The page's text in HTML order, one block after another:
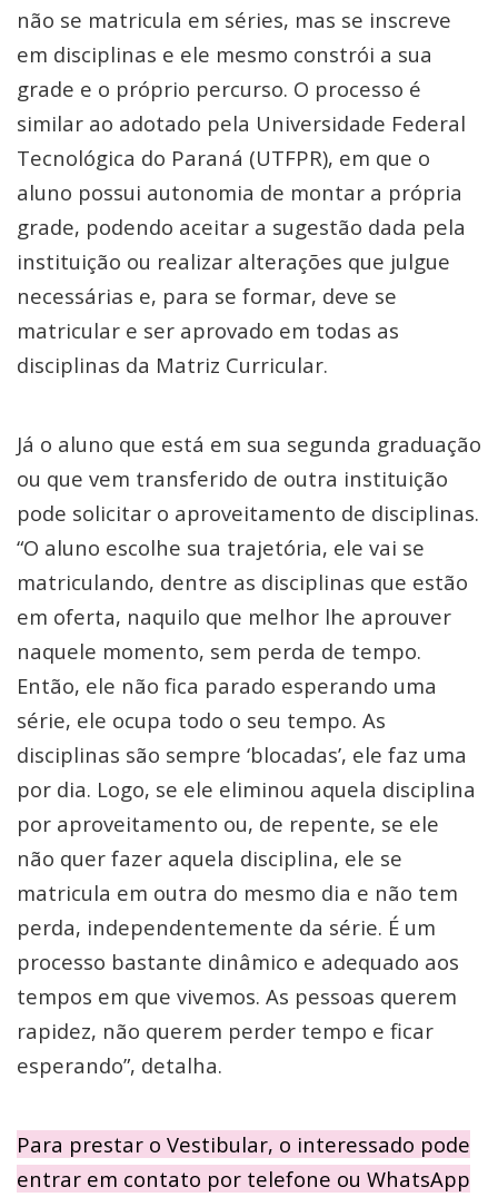
não se matricula em séries, mas se inscreve
em disciplinas e ele mesmo constrói a sua
grade e o próprio percurso. O processo é
similar ao adotado pela Universidade Federal
Tecnológica do Paraná (UTFPR), em que o
aluno possui autonomia de montar a própria
grade, podendo aceitar a sugestão dada pela
instituição ou realizar alterações que julgue
necessárias e, para se formar, deve se
matricular e ser aprovado em todas as
disciplinas da Matriz Curricular.
Já o aluno que está em sua segunda graduação
ou que vem transferido de outra instituição
pode solicitar o aproveitamento de disciplinas.
“O aluno escolhe sua trajetória, ele vai se
matriculando, dentre as disciplinas que estão
em oferta, naquilo que melhor lhe aprouver
naquele momento, sem perda de tempo.
Então, ele não fica parado esperando uma
série, ele ocupa todo o seu tempo. As
disciplinas são sempre ‘blocadas’, ele faz uma
por dia. Logo, se ele eliminou aquela disciplina
por aproveitamento ou, de repente, se ele
não quer fazer aquela disciplina, ele se
matricula em outra do mesmo dia e não tem
perda, independentemente da série. É um
processo bastante dinâmico e adequado aos
tempos em que vivemos. As pessoas querem
rapidez, não querem perder tempo e ficar
esperando”, detalha.
Para prestar o Vestibular, o interessado pode
entrar em contato por telefone ou WhatsApp